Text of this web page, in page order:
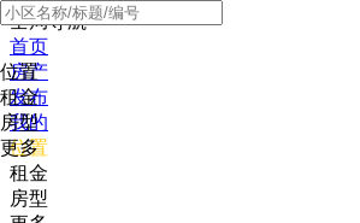
全局导航
首页
房产
发布
我的
位置
租金
房型
更多
位置
租金
房型